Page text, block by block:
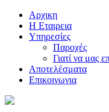
Αρχικη
Η Εταιρεια
Υπηρεσίες
Παροχές
Γιατί να μας
Αποτελέσματα
Επικοινωνια